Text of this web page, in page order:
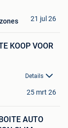
21 jul 26
KOOP VOOR
Details
25 mrt 26
AUTO